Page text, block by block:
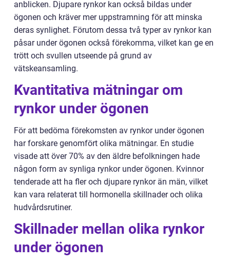
anblicken. Djupare rynkor kan också bildas under
ögonen och kräver mer uppstramning för att minska
deras synlighet. Förutom dessa två typer av rynkor kan
påsar under ögonen också förekomma, vilket kan ge en
trött och svullen utseende på grund av
vätskeansamling.
Kvantitativa mätningar om
rynkor under ögonen
För att bedöma förekomsten av rynkor under ögonen
har forskare genomfört olika mätningar. En studie
visade att över 70% av den äldre befolkningen hade
någon form av synliga rynkor under ögonen. Kvinnor
tenderade att ha fler och djupare rynkor än män, vilket
kan vara relaterat till hormonella skillnader och olika
hudvårdsrutiner.
Skillnader mellan olika rynkor
under ögonen